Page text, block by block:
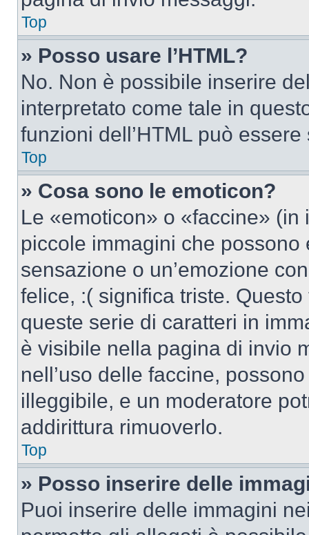
Top
» Posso usare l’HTML?
No. Non è possibile inserire
interpretato come tale in
funzioni dell’HTML può
Top
» Cosa sono le emoticon?
Le «emoticon» o «faccine»
piccole immagini che
sensazione o un’emozione
felice, :( significa triste.
queste serie di caratteri in
è visibile nella pagina di invio
nell’uso delle faccine,
illeggibile, e un moderatore
addirittura rimuoverlo.
Top
» Posso inserire delle
Puoi inserire delle immagini